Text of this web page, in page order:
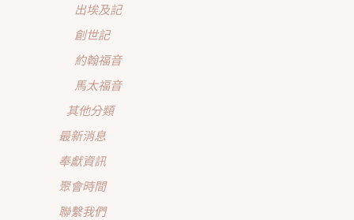
出埃及記
創世記
約翰福音
馬太福音
其他分類
最新消息
奉獻資訊
聚會時間
聯繫我們